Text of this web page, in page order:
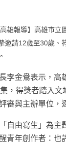
高雄報導】高雄市
邀請12歲至30歲、
李金鴦表示，
，得獎者踏入
審與主辦單位，
自由寫生」為主
青年創作者：也